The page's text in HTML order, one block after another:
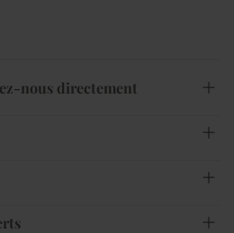
nous directement